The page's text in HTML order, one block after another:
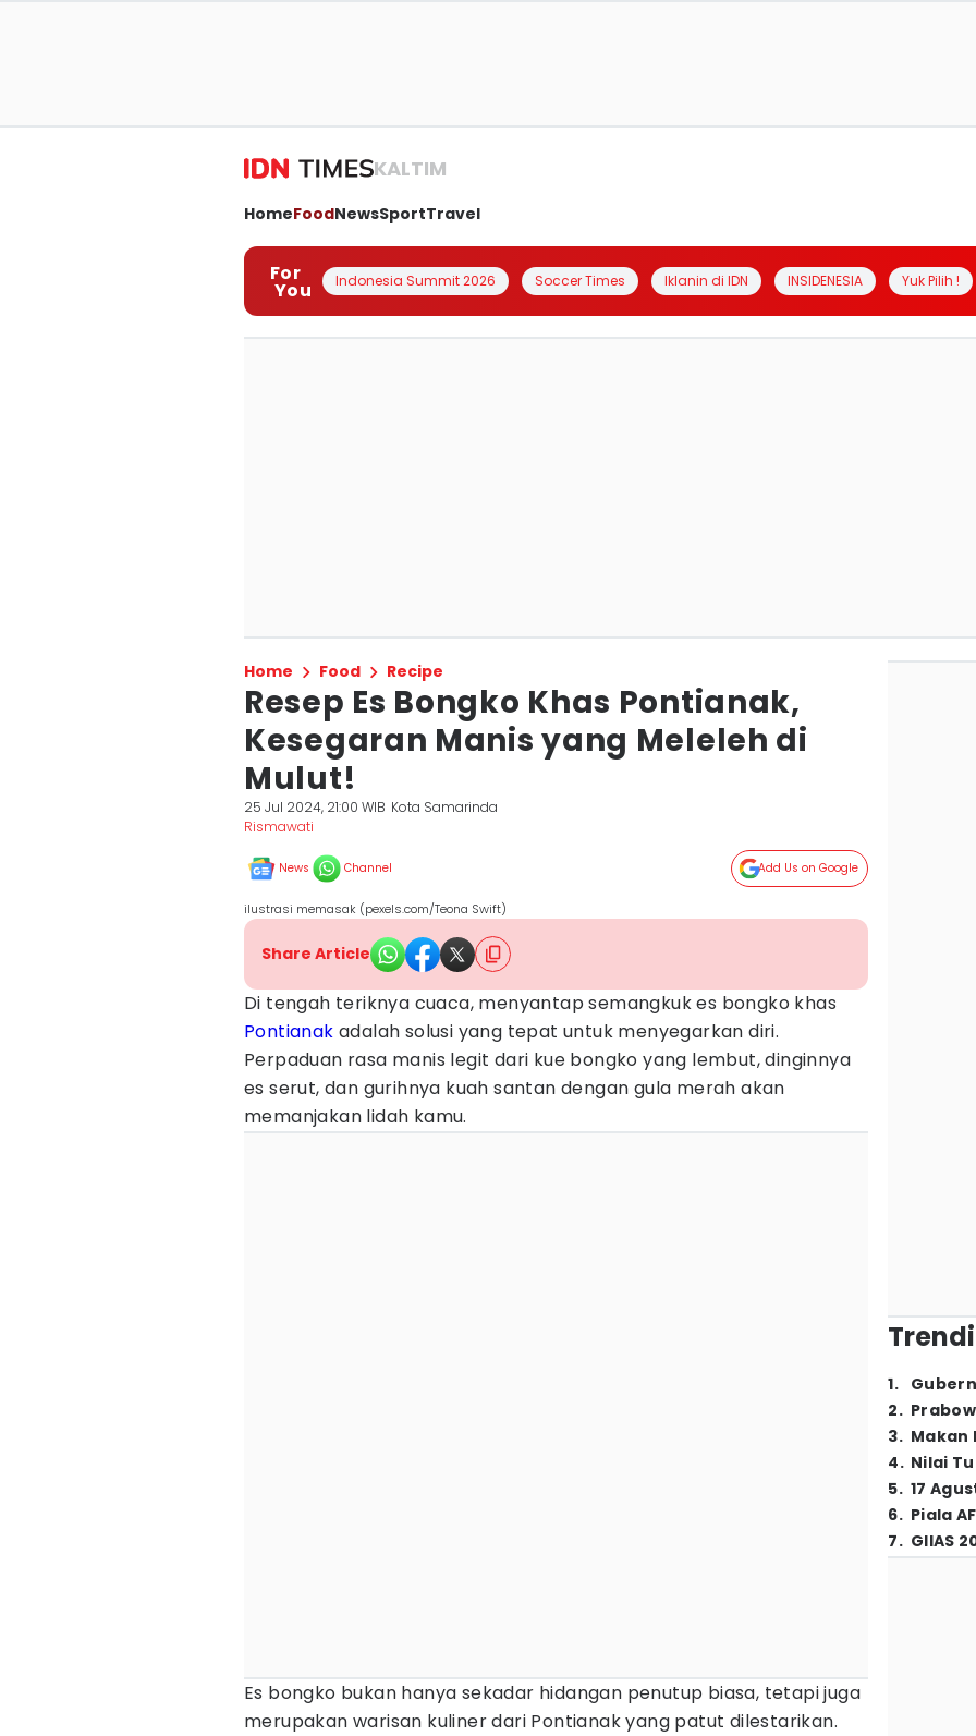
KALTIM
HomeFoodNewsSportTravel
For
You Indonesia Summit 2026 Soccer Times Iklanin di IDN INSIDENESIA Yuk Pilih !
Home Food Recipe
Resep Es Bongko Khas Pontianak,
Kesegaran Manis yang Meleleh di
Mulut!
25 Jul 2024, 21:00 WIB Kota Samarinda
Rismawati
News Channel Add Us on Google
ilustrasi memasak (pexels.com/Teona Swift)
Share Article
Di tengah teriknya cuaca, menyantap semangkuk es bongko khas
Pontianak adalah solusi yang tepat untuk menyegarkan diri.
Perpaduan rasa manis legit dari kue bongko yang lembut, dinginnya
es serut, dan gurihnya kuah santan dengan gula merah akan
memanjakan lidah kamu.
Es bongko bukan hanya sekadar hidangan penutup biasa, tetapi juga
merupakan warisan kuliner dari Pontianak yang patut dilestarikan.
1.
2.
3. Makan
4. Nilai
5. 17
6. Piala
7. GIIAS